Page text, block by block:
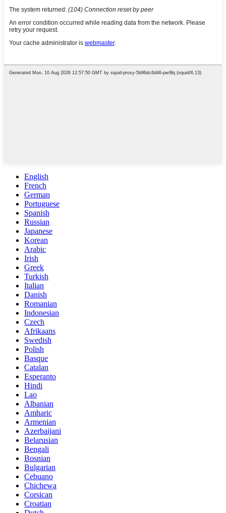
English
French
German
Portuguese
Spanish
Russian
Japanese
Korean
Arabic
Irish
Greek
Turkish
Italian
Danish
Romanian
Indonesian
Czech
Afrikaans
Swedish
Polish
Basque
Catalan
Esperanto
Hindi
Lao
Albanian
Amharic
Armenian
Azerbaijani
Belarusian
Bengali
Bosnian
Bulgarian
Cebuano
Chichewa
Corsican
Croatian